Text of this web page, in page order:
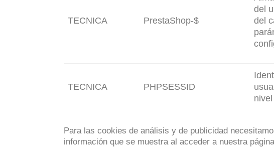
TECNICA PrestaShop-$
del
del
TECNICA PHPSESSID
Para las cookies de análisis y de publicidad
información que se muestra al acceder a nuestra